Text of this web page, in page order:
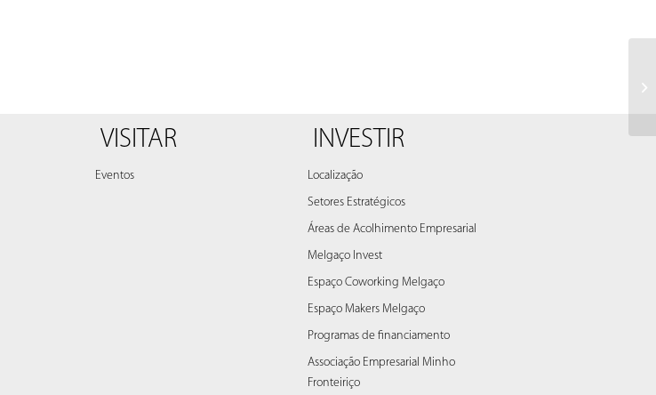
VISITAR
Eventos
INVESTIR
Localização
Setores Estratégicos
Áreas de Acolhimento Empresarial
Melgaço Invest
Espaço Coworking Melgaço
Espaço Makers Melgaço
Programas de financiamento
Associação Empresarial Minho
Fronteiriço